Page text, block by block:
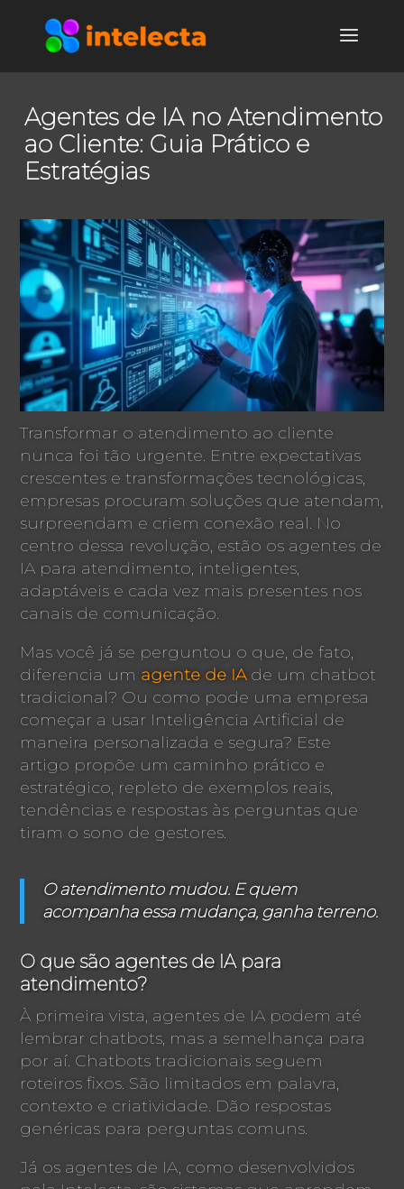
Agentes de IA no Atendimento
ao Cliente: Guia Prático e
Estratégias
Transformar o atendimento ao cliente
nunca foi tão urgente. Entre expectativas
crescentes e transformações tecnológicas,
empresas procuram soluções que atendam,
surpreendam e criem conexão real. No
centro dessa revolução, estão os agentes de
IA para atendimento, inteligentes,
adaptáveis e cada vez mais presentes nos
canais de comunicação.
Mas você já se perguntou o que, de fato,
diferencia um agente de IAde um chatbot
tradicional? Ou como pode uma empresa
começar a usar Inteligência Artificial de
maneira personalizada e segura? Este
artigo propõe um caminho prático e
estratégico, repleto de exemplos reais,
tendências e respostas às perguntas que
tiram o sono de gestores.
O atendimento mudou. E quem
acompanha essa mudança, ganha terreno.
O que são agentes de IA para
atendimento?
À primeira vista, agentes de IA podem até
lembrar chatbots, mas a semelhança para
por aí. Chatbots tradicionais seguem
roteiros fixos. São limitados em palavra,
contexto e criatividade. Dão respostas
genéricas para perguntas comuns.
Já os agentes de IA, como desenvolvidos